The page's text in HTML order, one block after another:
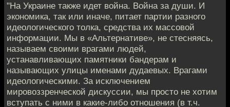
"На Украине также идет война. Война за души. И
экономика, так или иначе, питает партии разного
идеологического толка, средства их массовой
информации. Мы в «Альтернативе», не стесняясь,
называем своими врагами людей,
устанавливающих памятники бандерам и
называющих улицы именами дудаевых. Врагами
идеологическими. За исключением
мировоззренческой дискуссии, мы просто не хотим
вступать с ними в какие-либо отношения (в т.ч.